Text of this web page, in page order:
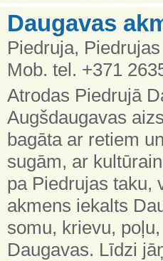
Daugavas
Piedruja,
Mob. tel. +371
Atrodas Piedrujā
Augšdaugavas
bagāta ar retiem
sugām, ar
pa Piedrujas taku,
akmens iekalts
somu, krievu,
Daugavas. Līdzi